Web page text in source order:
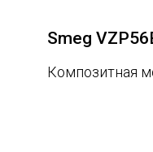
Smeg
Композитная